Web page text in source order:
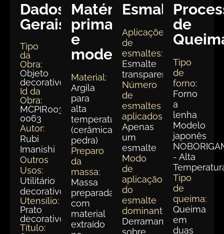
Dados
Gerais:
Tipo
da
Obra:
Objeto
decorativo
Id da
Obra:
MCPIR003-
0063
Autor:
Rubi
Imanishi
Outros
Usos:
Utilitário
decorativo
Utensílio:
Prato
decorativo
Título:
Matéria
prima
e
modelagem
Material:
Argila
para
alta
temperatura
(cerâmica
pedra)
Preparo
da
massa:
Massa
preparada
com
material
extraído
Esmaltação
Aplicações
de
esmaltes:
Esmalte
transparente
Número
de
esmaltes
aplicados:
Apenas
um
esmalte
Modo
de
aplicação
do
esmalte
dominante:
Derramamento
sobre
de
Tipo
de
forno:
Forno
a
lenha
Modelo
japonês
- Alta
Tipo
de
queima:
Queima
em
duas